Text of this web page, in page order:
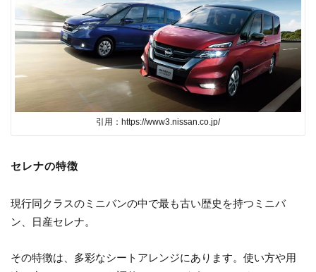
引用：https://www3.nissan.co.jp/
セレナの特徴
現行同クラスのミニバンの中で最も古い歴史を持つミニバ
ン、日産セレナ。
その特徴は、多彩なシートアレンジにあります。使い方や用